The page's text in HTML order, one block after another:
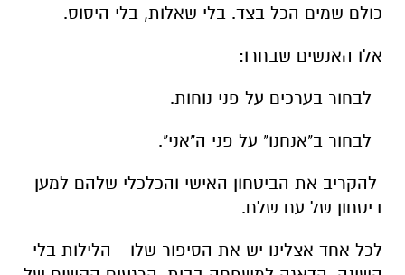
כולם שמים הכל בצד. בלי שאלות, בלי היסוס.
אלו האנשים שבחרו:
לבחור בערכים על פני נוחות.
לבחור ב"אנחנו" על פני ה"אני".
להקריב את הביטחון האישי והכלכלי שלהם למען
ביטחון של עם שלם.
לכל אחד אצלינו יש את הסיפור שלו - הלילות בלי